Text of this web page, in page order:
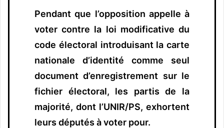
Pendant que l’opposition appelle à
voter contre la loi modificative du
code électoral introduisant la carte
nationale d’identité comme seul
document d’enregistrement sur le
fichier électoral, les partis de la
majorité, dont l’UNIR/PS, exhortent
leurs députés à voter pour.